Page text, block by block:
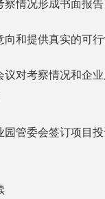
情况形成书面报告
提供真实的可行
考察情况和企业
委会签订项目投